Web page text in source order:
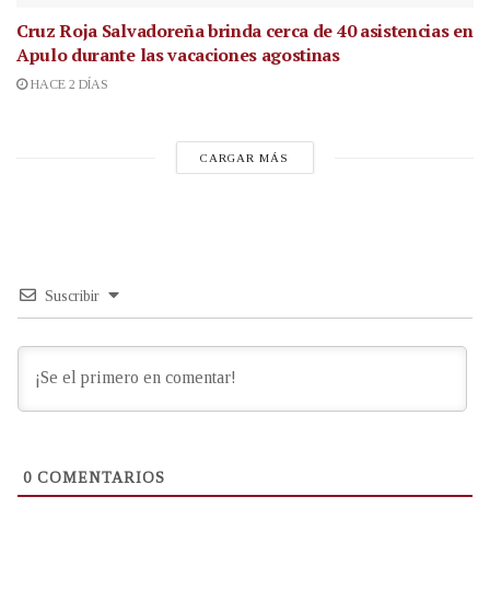
Cruz Roja Salvadoreña brinda cerca de 40 asistencias en
Apulo durante las vacaciones agostinas
HACE 2 DÍAS
CARGAR MÁS
Suscribir
0 COMENTARIOS